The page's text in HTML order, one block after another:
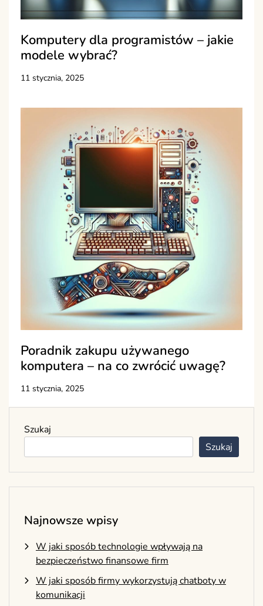
Komputery dla programistów – jakie
modele wybrać?
11 stycznia, 2025
Poradnik zakupu używanego
komputera – na co zwrócić uwagę?
11 stycznia, 2025
Szukaj
Szukaj
Najnowsze wpisy
W jaki sposób technologie wpływają na
bezpieczeństwo finansowe firm
W jaki sposób firmy wykorzystują chatboty w
komunikacji